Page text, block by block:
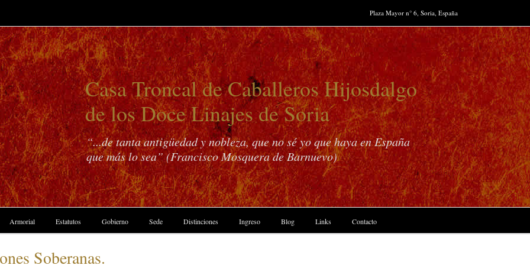
Plaza Mayor n° 6, Soria, España
Casa Troncal de Caballeros Hijosdalgo
de los Doce Linajes de Soria
“...de tanta antigüedad y nobleza, que no sé yo que haya en España
que más lo sea” (Francisco Mosquera de Barnuevo)
Armorial Estatutos Gobierno Sede Distinciones Ingreso Blog Links Contacto
Soberanas.